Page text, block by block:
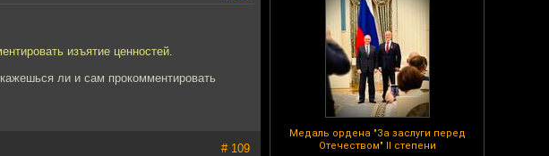
Медаль ордена "За заслуги перед
Отечеством" II степени
изъятие ценностей.
ли и сам прокомментировать
# 109